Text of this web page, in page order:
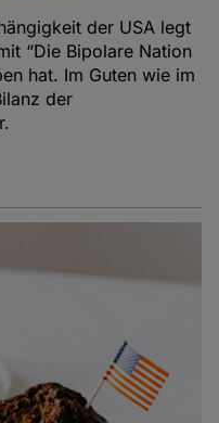
der USA legt
“Die Bipolare Nation
hat. Im Guten wie im
der